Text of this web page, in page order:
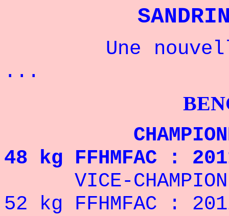
Une nouvelle
...
CHAMPIONNE
48 kg FFHMFAC :
VICE-
52 kg FFHMFAC :